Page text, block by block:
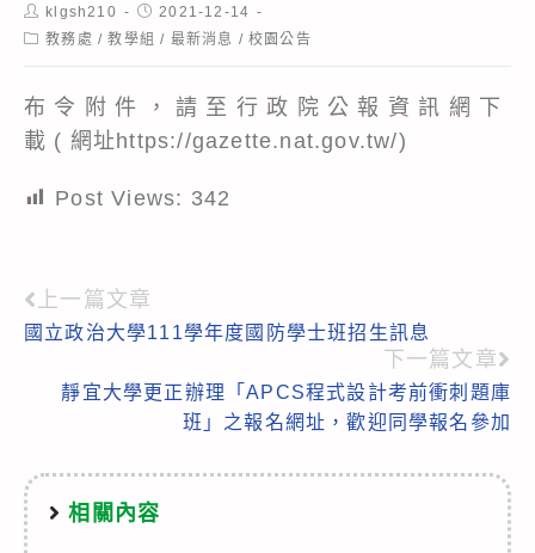
Post
author:
klgsh210
Post
published:
2021-12-14
Post教務處 / 教學組 / 最新消息 / 校園公告
布 令 附 件 ， 請 至 行 政 院 公 報 資 訊 網 下
載 ( 網址https://gazette.nat.gov.tw/)
Post Views: 342
Read
more
articles
上一篇文章
國立政治大學111學年度國防學士班招生訊息
下一篇文章
靜宜大學更正辦理「APCS程式設計考前衝刺題庫
班」之報名網址，歡迎同學報名參加
相關內容